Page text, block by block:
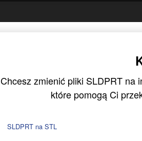
Chcesz zmienić pliki SLDPRT na
które pomogą Ci
SLDPRT na STL